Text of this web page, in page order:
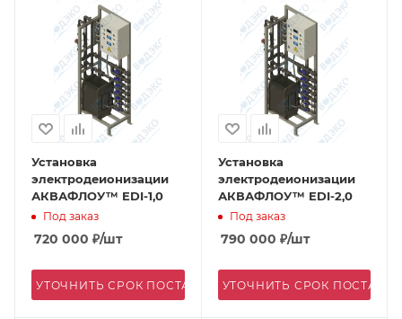
Установка
электродеионизации
АКВАФЛОУ™ EDI-1,0
Под заказ
720 000 ₽/шт
УТОЧНИТЬ СРОК ПОСТАВКИ
Установка
электродеионизации
АКВАФЛОУ™ EDI-2,0
Под заказ
790 000 ₽/шт
УТОЧНИТЬ СРОК